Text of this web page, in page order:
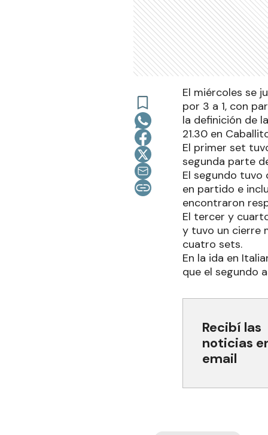
El miércoles se
por 3 a 1, con
la definición de
21.30 en
El primer set
segunda parte
El segundo
en partido e
encontraron
El tercer y
y tuvo un cierre
cuatro sets.
En la ida en
que el segundo
Recibí las
noticias
email